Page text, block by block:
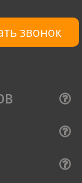
звонок